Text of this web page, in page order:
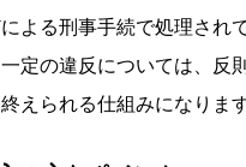
よる刑事手続で処理され
定の違反については、反
えられる仕組みになります